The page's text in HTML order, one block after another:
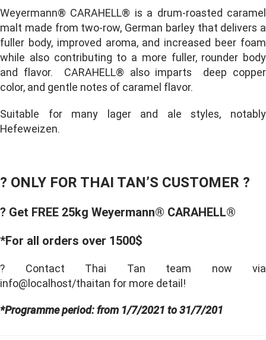
Weyermann® CARAHELL® is a drum-roasted caramel
malt made from two-row, German barley that delivers a
fuller body, improved aroma, and increased beer foam
while also contributing to a more fuller, rounder body
and flavor. CARAHELL® also imparts deep copper
color, and gentle notes of caramel flavor.
Suitable for many lager and ale styles, notably
Hefeweizen.
? ONLY FOR THAI TAN’S CUSTOMER ?
? Get FREE 25kg Weyermann® CARAHELL®
*For all orders over 1500$
? Contact Thai Tan team now via
info@localhost/thaitan for more detail!
*Programme period: from 1/7/2021 to 31/7/201